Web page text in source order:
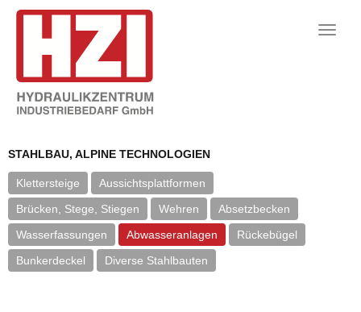
Toggle
STAHLBAU, ALPINE TECHNOLOGIEN
Klettersteige
Aussichtsplattformen
Brücken, Stege, Stiegen
Wehren
Absetzbecken
Wasserfassungen
Abwasseranlagen
Rückebügel
Bunkerdeckel
Diverse Stahlbauten